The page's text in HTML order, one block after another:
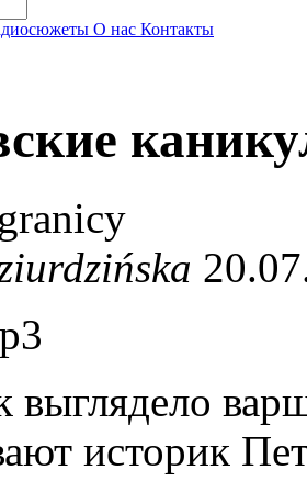
О нас Контакты
выглядело
историк